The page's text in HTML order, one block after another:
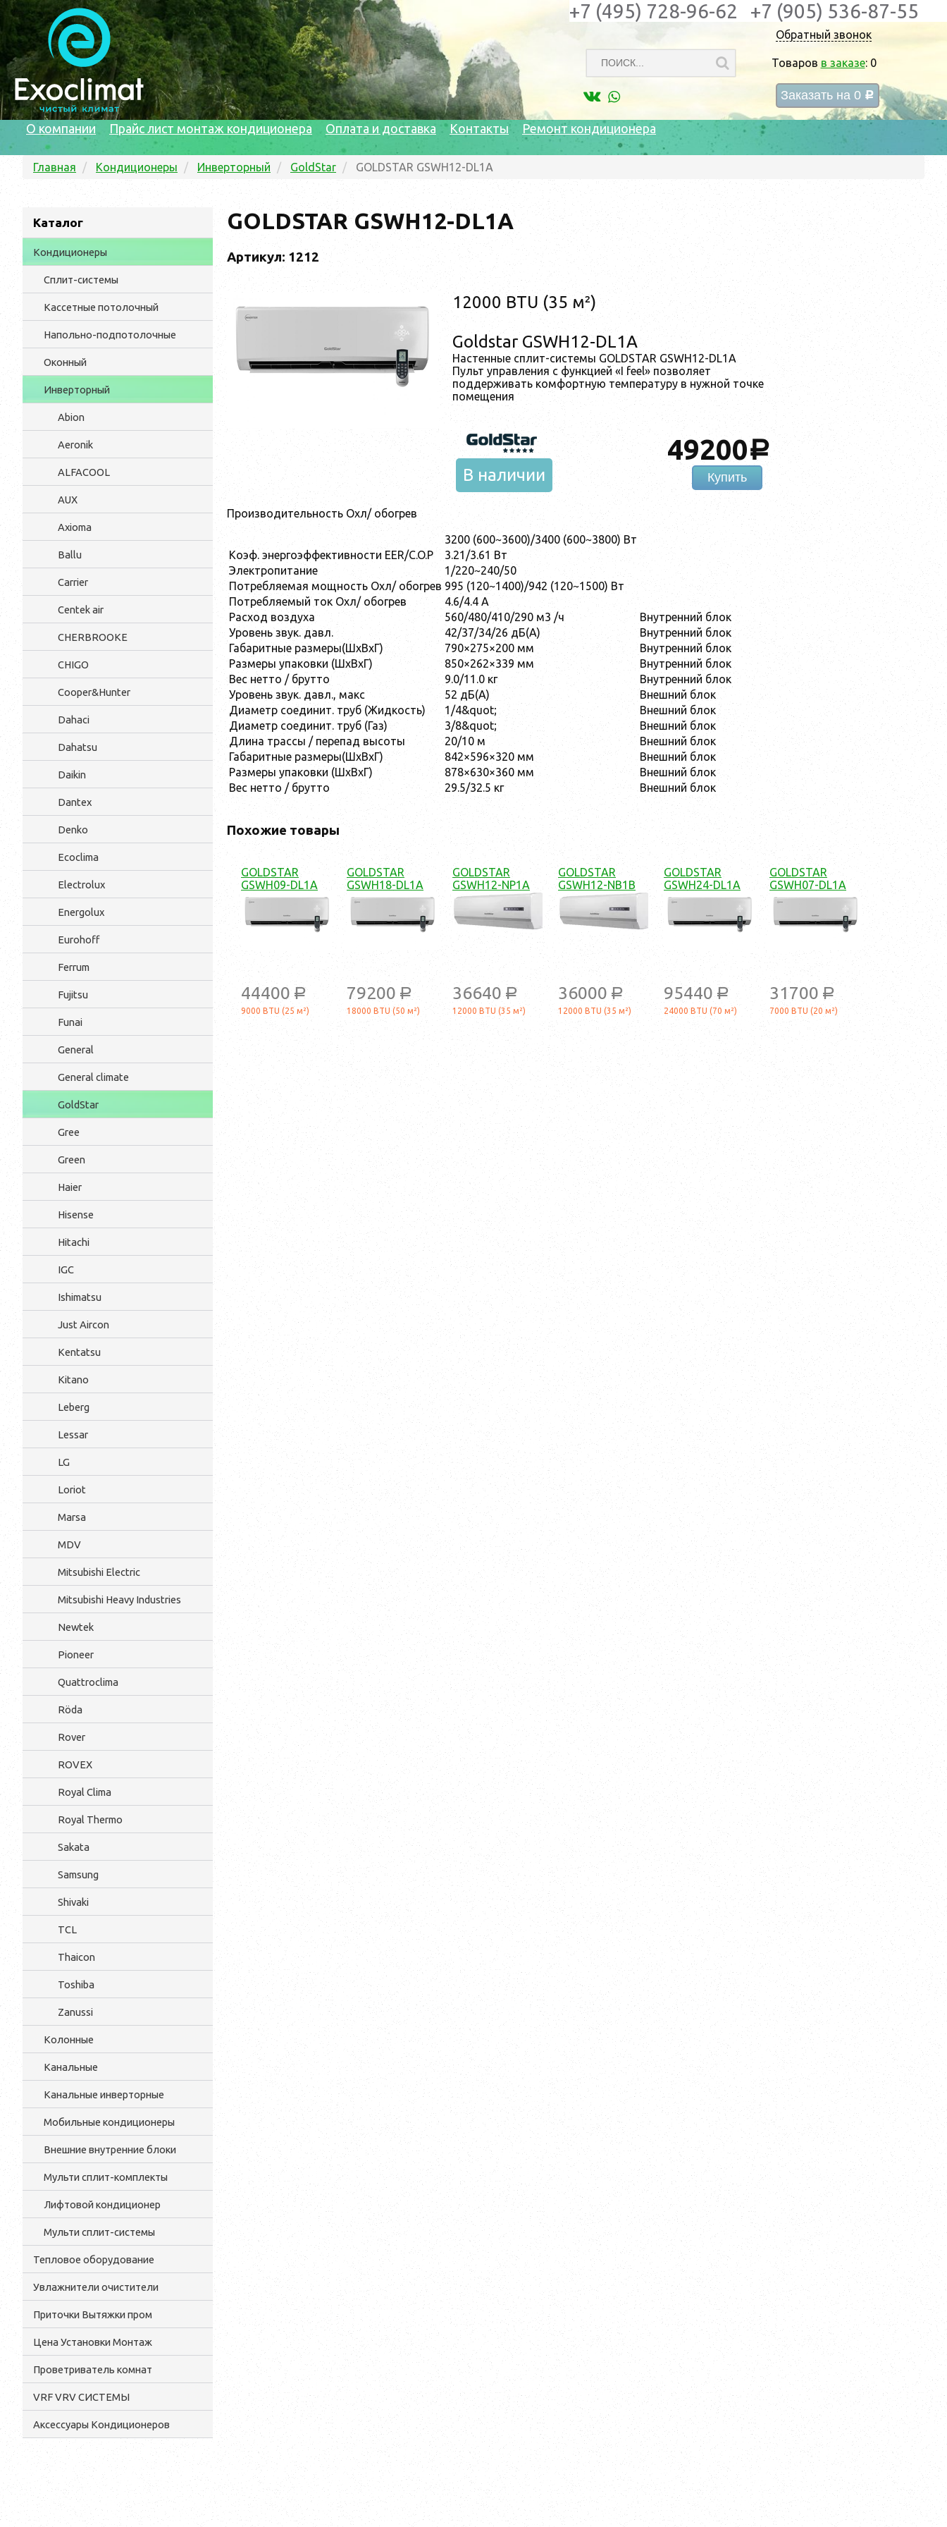
Обратный звонок
Товаров в заказе: 0
Заказать на 0 c
+7 (495) 728-96-62 +7 (905) 536-87-55
О компании Прайс лист монтаж кондиционера Оплата и доставка Контакты Ремонт кондиционера
Главная Кондиционеры Инверторный GoldStar GOLDSTAR GSWH12-DL1A
Каталог
Кондиционеры
Сплит-системы
Кассетные потолочный
Напольно-подпотолочные
Оконный
Инверторный
Abion
Aeronik
ALFACOOL
AUX
Axioma
Ballu
Carrier
Centek air
CHERBROOKE
CHIGO
Cooper&Hunter
Dahaci
Dahatsu
Daikin
Dantex
Denko
Ecoclima
Electrolux
Energolux
Eurohoff
Ferrum
Fujitsu
Funai
General
General climate
GoldStar
Gree
Green
Haier
Hisense
Hitachi
IGC
Ishimatsu
Just Aircon
Kentatsu
Kitano
Leberg
Lessar
LG
Loriot
Marsa
MDV
Mitsubishi Electric
Mitsubishi Heavy Industries
Newtek
Pioneer
Quattroclima
Röda
Rover
ROVEX
Royal Clima
Royal Thermo
Sakata
Samsung
Shivaki
TCL
Thaicon
Toshiba
Zanussi
Колонные
Канальные
Канальные инверторные
Мобильные кондиционеры
Внешние внутренние блоки
Мульти cплит-комплекты
Лифтовой кондиционер
Мульти сплит-системы
Тепловое оборудование
Увлажнители очистители
Приточки Вытяжки пром
Цена Установки Монтаж
Проветриватель комнат
VRF VRV СИСТЕМЫ
Аксессуары Кондиционеров
GOLDSTAR GSWH12-DL1A
Артикул: 1212
12000 BTU (35 м²)
Goldstar GSWH12-DL1A
Настенные сплит-системы GOLDSTAR GSWH12-DL1A
Пульт управления с функцией «I feel» позволяет
поддерживать комфортную температуру в нужной точке
помещения
49200a
Купить
В наличии
Производительность Охл/ обогрев
3200 (600~3600)/3400 (600~3800) Вт
Коэф. энергоэффективности EER/C.O.P
3.21/3.61 Вт
Электропитание
1/220~240/50
Потребляемая мощность Охл/ обогрев 995 (120~1400)/942 (120~1500) Вт
Потребляемый ток Охл/ обогрев
4.6/4.4 А
Расход воздуха
560/480/410/290 м3 /ч
Внутренний блок
Уровень звук. давл.
42/37/34/26 дБ(А)
Внутренний блок
Габаритные размеры(ШxВxГ)
790×275×200 мм
Внутренний блок
Размеры упаковки (ШxВxГ)
850×262×339 мм
Внутренний блок
Вес нетто / брутто
9.0/11.0 кг
Внутренний блок
Уровень звук. давл., макс
52 дБ(А)
Внешний блок
Диаметр соединит. труб (Жидкость)
1/4&quot;
Внешний блок
Диаметр соединит. труб (Газ)
3/8&quot;
Внешний блок
Длина трассы / перепад высоты
20/10 м
Внешний блок
Габаритные размеры(ШxВxГ)
842×596×320 мм
Внешний блок
Размеры упаковки (ШxВxГ)
878×630×360 мм
Внешний блок
Вес нетто / брутто
29.5/32.5 кг Внешний блок
Похожие товары
GOLDSTAR
GSWH09-DL1A
44400 a
9000 BTU (25 м²)
GOLDSTAR
GSWH18-DL1A
79200 a
18000 BTU (50 м²)
GOLDSTAR
GSWH12-NP1A
36640 a
12000 BTU (35 м²)
GOLDSTAR
GSWH12-NB1B
36000 a
12000 BTU (35 м²)
GOLDSTAR
GSWH24-DL1A
95440 a
24000 BTU (70 м²)
GOLDSTAR
GSWH07-DL1A
31700 a
7000 BTU (20 м²)